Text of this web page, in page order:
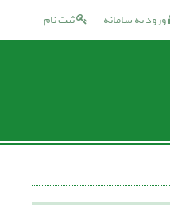
ثبت نام ورود به سامانه